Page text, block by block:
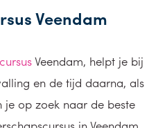
Veendam
Veendam, helpt je bij
en de tijd daarna, als
je op zoek naar de beste